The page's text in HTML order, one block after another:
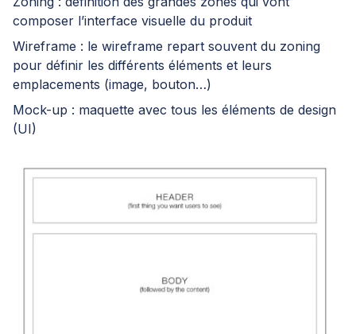
composer l’interface visuelle du produit
Wireframe : le wireframe repart souvent du zoning
pour définir les différents éléments et leurs
emplacements (image, bouton…)
Mock-up : maquette avec tous les éléments de design
(UI)